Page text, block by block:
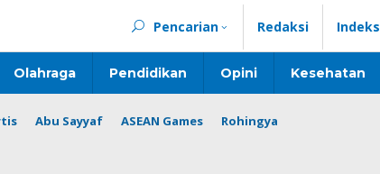
Pencarian Redaksi Indeks
Olahraga Pendidikan Opini Kesehatan
Abu Sayyaf ASEAN Games Rohingya